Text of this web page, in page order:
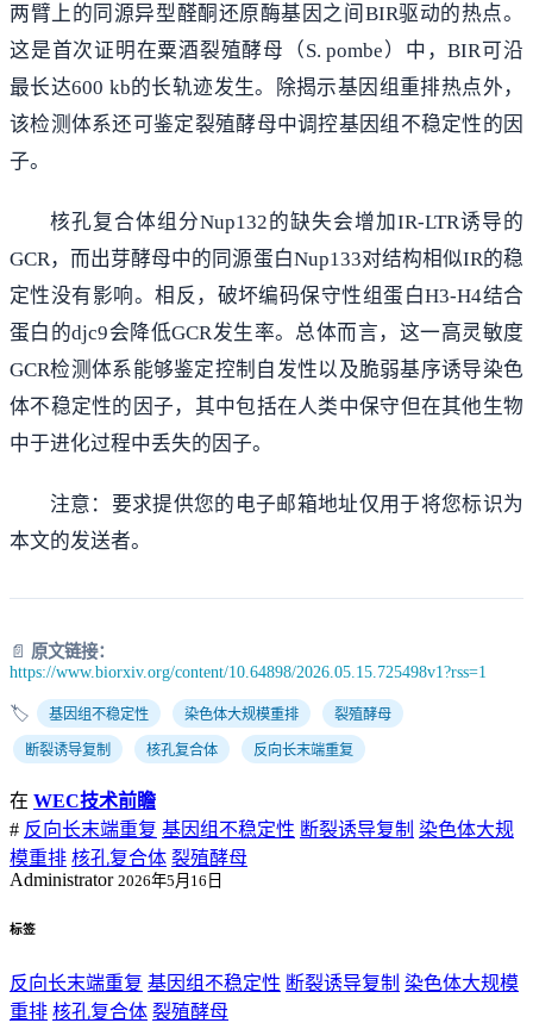
两臂上的同源异型醛酮还原酶基因之间BIR驱动的热点。
这是首次证明在粟酒裂殖酵母（S. pombe）中，BIR可沿
最长达600 kb的长轨迹发生。除揭示基因组重排热点外，
该检测体系还可鉴定裂殖酵母中调控基因组不稳定性的因
子。
核孔复合体组分Nup132的缺失会增加IR-LTR诱导的
GCR，而出芽酵母中的同源蛋白Nup133对结构相似IR的稳
定性没有影响。相反，破坏编码保守性组蛋白H3-H4结合
蛋白的djc9会降低GCR发生率。总体而言，这一高灵敏度
GCR检测体系能够鉴定控制自发性以及脆弱基序诱导染色
体不稳定性的因子，其中包括在人类中保守但在其他生物
中于进化过程中丢失的因子。
注意：要求提供您的电子邮箱地址仅用于将您标识为
本文的发送者。
📄 原文链接：
https://www.biorxiv.org/content/10.64898/2026.05.15.725498v1?rss=1
🏷️ 基因组不稳定性 染色体大规模重排 裂殖酵母
断裂诱导复制 核孔复合体 反向长末端重复
在 WEC技术前瞻
# 反向长末端重复 基因组不稳定性 断裂诱导复制 染色体大规
模重排 核孔复合体 裂殖酵母
Administrator 2026年5月16日
标签
反向长末端重复 基因组不稳定性 断裂诱导复制 染色体大规模
重排 核孔复合体 裂殖酵母